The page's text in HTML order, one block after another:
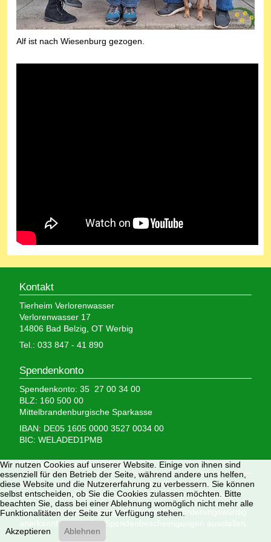
Alf ist nach Wiesenburg gezogen.
Kontakt
Tierheim Verlorenwasser
Verlorenwasser 17
14806 Bad Belzig, OT Werbig
Tel.: 033 847 - 41 890
Spendenkonto
Spendenkonto: 35 27 00 34 00
BLZ: 160 500 00
Mittelbrandenburgische Sparkasse
IBAN: DE05 1605 0000 3527 0034 00
BIC: WELADED1PMB
Wir brauchen Ihre Hilfe,
denn wir erhalten keinerlei staatliche Hilfe, sondern
finanzieren das Tierheim aus Spenden und Erbschaften.
Wir sind als gemeinnützig und besonders förderungswürdig
anerkannt und dürfen Spendenbescheinigungen ausstellen.
Wir nutzen Cookies auf unserer Website. Einige von ihnen sind
essenziell für den Betrieb der Seite, während andere uns helfen,
diese Website und die Nutzererfahrung zu verbessern. Sie können
selbst entscheiden, ob Sie die Cookies zulassen möchten. Bitte
beachten Sie, dass bei einer Ablehnung womöglich nicht mehr alle
Funktionalitäten der Seite zur Verfügung stehen.
Akzeptieren
Ablehnen